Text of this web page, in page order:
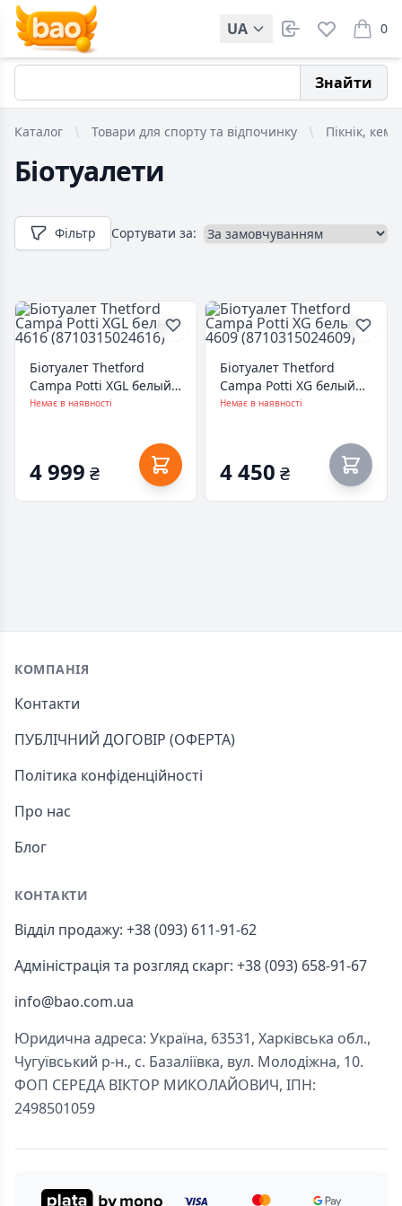
UA 0
items
Знайти
Каталог Товари для спорту та відпочинку Пікнік,
Біотуалети
Фільтр Сортувати за:
Біотуалет Thetford
Campa Potti XGL белый
4616 (8710315024616)
Немає в наявності
4 999 ₴
Біотуалет Thetford
Campa Potti XG белый
4609 (8710315024609)
Немає в наявності
4 450 ₴
Footer
КОМПАНІЯ
Контакти
ПУБЛІЧНИЙ ДОГОВІР (ОФЕРТА)
Політика конфіденційності
Про нас
Блог
КОНТАКТИ
Відділ продажу: +38 (093) 611-91-62
Адміністрація та розгляд скарг: +38 (093) 658-91-67
info@bao.com.ua
Юридична адреса: Україна, 63531, Харківська обл.,
Чугуївський р-н., с. Базаліївка, вул. Молодіжна, 10.
ФОП СЕРЕДА ВІКТОР МИКОЛАЙОВИЧ, ІПН:
2498501059